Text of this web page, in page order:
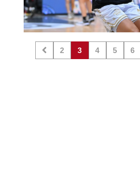
2 3 4 5 6